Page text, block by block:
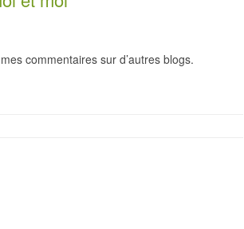
commentaires sur d’autres blogs.